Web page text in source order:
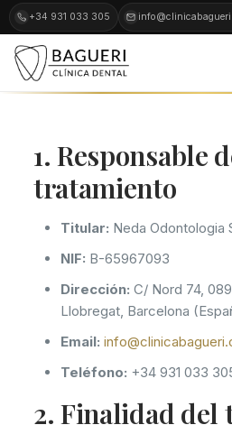
+34 931 033 305
1. Responsable
tratamiento
Titular: Neda Odontologia
NIF: B-65967093
Dirección: C/ Nord 74,
Llobregat, Barcelona
Email:
Teléfono: +34 931 033
2. Finalidad del